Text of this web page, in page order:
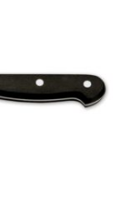
סכינים
אפייה